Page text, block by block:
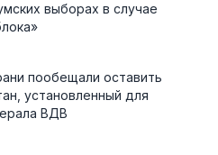
выборах в случае
пообещали оставить
установленный для
ВДВ